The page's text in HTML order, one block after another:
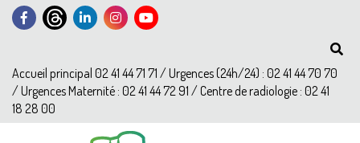
Accueil principal 02 41 44 71 71 / Urgences (24h/24) : 02 41 44 70 70
/ Urgences Maternité : 02 41 44 72 91 / Centre de radiologie : 02 41
18 28 00